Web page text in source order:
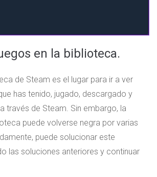
en la biblioteca.
de Steam es el lugar para ir a ver
has tenido, jugado, descargado y
través de Steam. Sin embargo, la
puede volverse negra por varias
puede solucionar este
las soluciones anteriores y continuar